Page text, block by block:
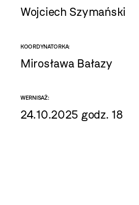
Wojciech Szymański
KOORDYNATORKA:
Mirosława Bałazy
WERNISAŻ:
24.10.2025 godz. 18